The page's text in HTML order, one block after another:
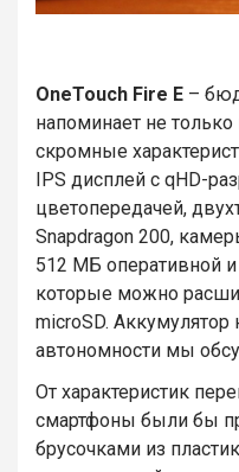
OneTouch Fire E –
напоминает не
скромные
IPS дисплей с qHD-
цветопередачей,
Snapdragon 200,
512 МБ оперативной
которые можно
microSD.
автономности мы
От характеристик
смартфоны были бы
брусочками из